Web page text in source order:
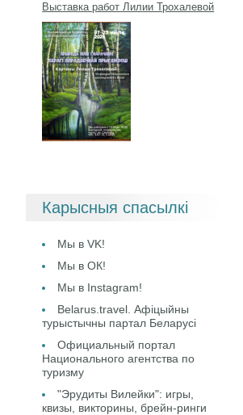
Выставка работ Лилии Трохалевой
Карысныя спасылкі
Мы в VK!
Мы в ОК!
Мы в Instagram!
Belarus.travel. Афіцыйны
турыстычны партал Беларусі
Официальный портал
Национального агентства по
туризму
"Эрудиты Вилейки": игры,
квизы, викторины, брейн-ринги